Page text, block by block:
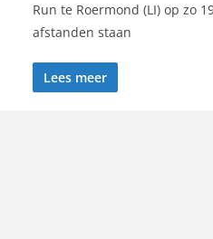
Run te Roermond (LI) op zo
afstanden staan
Lees meer